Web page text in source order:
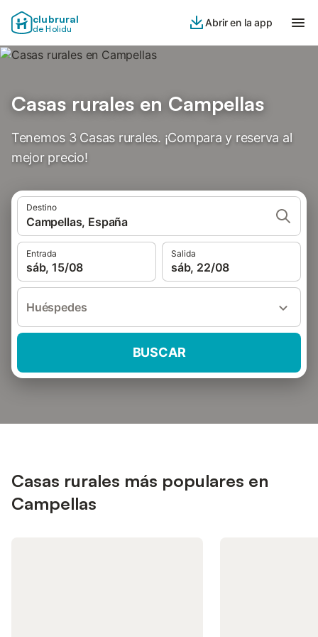
clubrural
de Holidu
Abrir en la app
Casas rurales en Campellas
Tenemos 3 Casas rurales. ¡Compara y reserva al
mejor precio!
Destino
Campellas, España
Entrada
sáb, 15/08
Salida
sáb, 22/08
Huéspedes
BUSCAR
Casas rurales más populares en
Campellas